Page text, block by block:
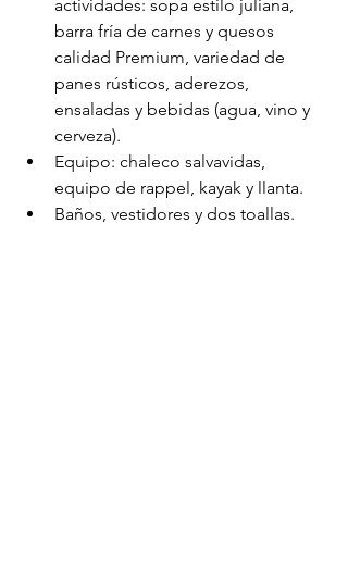
actividades: sopa estilo juliana,
barra fría de carnes y quesos
calidad Premium, variedad de
panes rústicos, aderezos,
ensaladas y bebidas (agua, vino y
cerveza).
Equipo: chaleco salvavidas,
equipo de rappel, kayak y llanta.
Baños, vestidores y dos toallas.